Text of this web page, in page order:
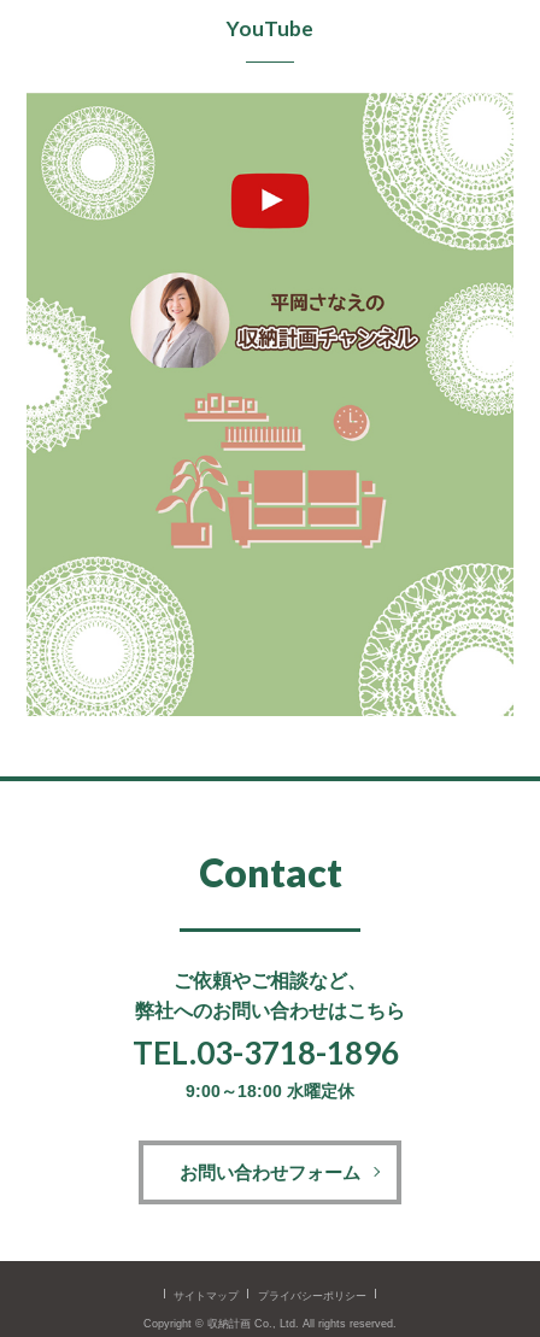
YouTube
Contact
ご依頼やご相談など、
弊社へのお問い合わせはこちら
TEL.03-3718-1896
9:00～18:00 水曜定休
お問い合わせフォーム
サイトマップ プライバシーポリシー
Copyright © 収納計画 Co., Ltd. All rights reserved.